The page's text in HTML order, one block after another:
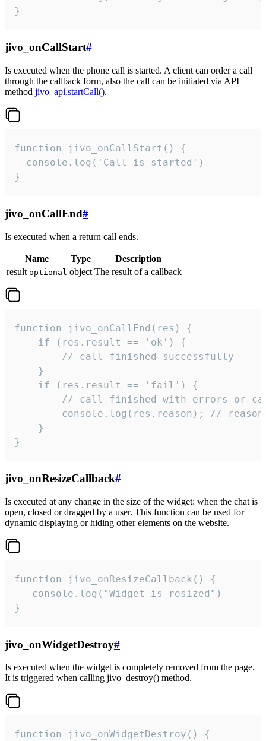
}
jivo_onCallStart#
Is executed when the phone call is started. A client can order a call
through the callback form, also the call can be initiated via API
method jivo_api.startCall().
function jivo_onCallStart() {
  console.log('Call is started')
}
jivo_onCallEnd#
Is executed when a return call ends.
Name Type
Description
result optional object The result of a callback
function jivo_onCallEnd(res) {
    if (res.result == 'ok') {
        // call finished successfully
    }
    if (res.result == 'fail') {
// call finished with errors or
console.log(res.reason); //
    }
}
jivo_onResizeCallback#
Is executed at any change in the size of the widget: when the chat is
open, closed or dragged by a user. This function can be used for
dynamic displaying or hiding other elements on the website.
function jivo_onResizeCallback() {
   console.log("Widget is resized")
}
jivo_onWidgetDestroy#
Is executed when the widget is completely removed from the page.
It is triggered when calling jivo_destroy() method.
function jivo_onWidgetDestroy() {